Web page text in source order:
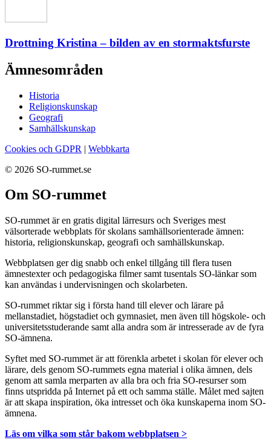
Drottning Kristina – bilden av en stormaktsfurste
Ämnesområden
Historia
Religionskunskap
Geografi
Samhällskunskap
Cookies och GDPR | Webbkarta
© 2026 SO-rummet.se
Om SO-rummet
SO-rummet är en gratis digital lärresurs och Sveriges mest
välsorterade webbplats för skolans samhällsorienterade ämnen:
historia, religionskunskap, geografi och samhällskunskap.
Webbplatsen ger dig snabb och enkel tillgång till flera tusen
ämnestexter och pedagogiska filmer samt tusentals SO-länkar som
kan användas i undervisningen och skolarbeten.
SO-rummet riktar sig i första hand till elever och lärare på
mellanstadiet, högstadiet och gymnasiet, men även till högskole- och
universitetsstuderande samt alla andra som är intresserade av de fyra
SO-ämnena.
Syftet med SO-rummet är att förenkla arbetet i skolan för elever och
lärare, dels genom SO-rummets egna material i olika ämnen, dels
genom att samla merparten av alla bra och fria SO-resurser som
finns utspridda på Internet på ett och samma ställe. Målet med sajten
är att skapa inspiration, öka intresset och öka kunskaperna inom SO-
ämnena.
Läs om vilka som står bakom webbplatsen >